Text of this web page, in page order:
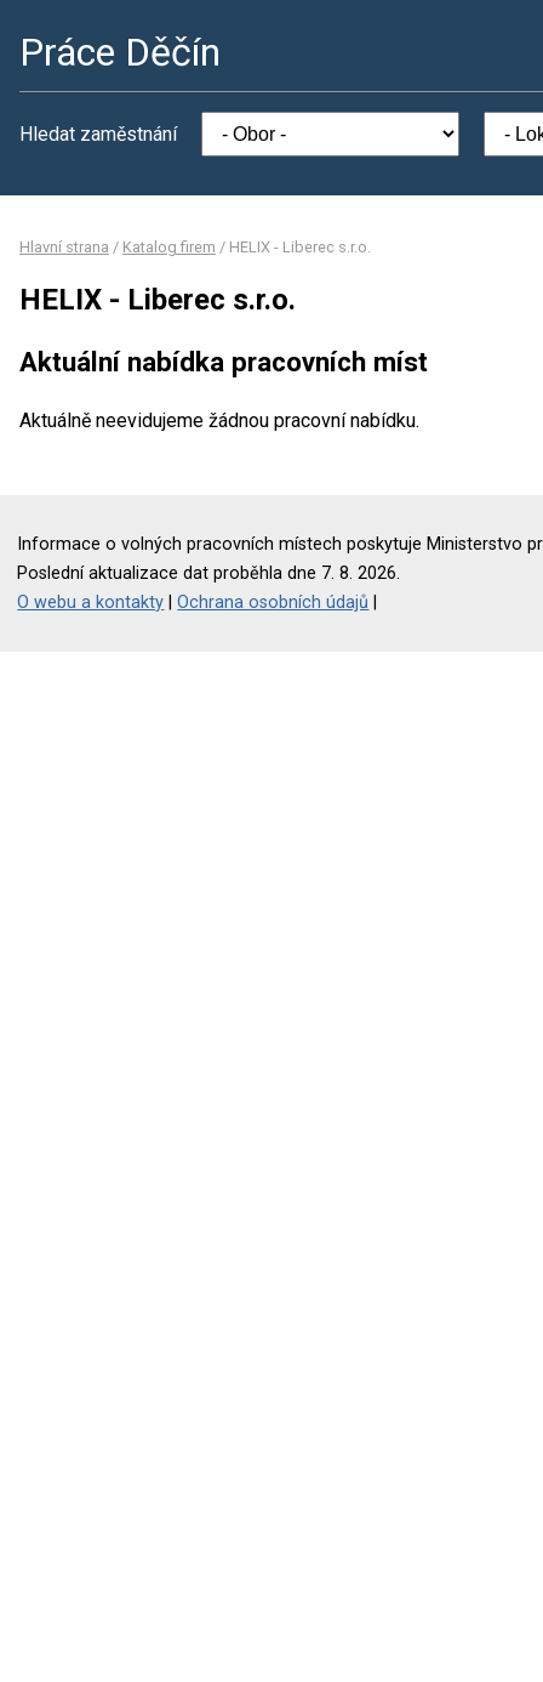
Práce Děčín
Hledat zaměstnání
Hlavní strana / Katalog firem / HELIX - Liberec s.r.o.
HELIX - Liberec s.r.o.
Aktuální nabídka pracovních míst
Aktuálně neevidujeme žádnou pracovní nabídku.
Informace o volných pracovních místech poskytuje Ministerstvo
Poslední aktualizace dat proběhla dne 7. 8. 2026.
O webu a kontakty |Ochrana osobních údajů